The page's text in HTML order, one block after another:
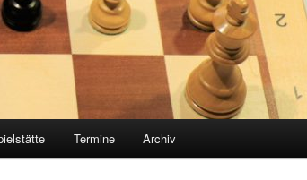
Termine Archiv